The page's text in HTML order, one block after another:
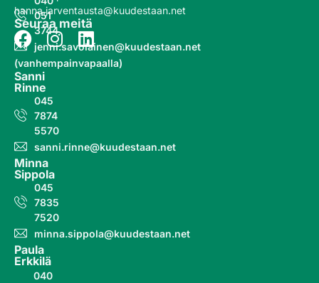
051
3744
jenni.savolainen@kuudestaan.net
(vanhempainvapaalla)
Sanni
Rinne
045
7874
5570
sanni.rinne@kuudestaan.net
Minna
Sippola
045
7835
7520
minna.sippola@kuudestaan.net
Paula
Erkkilä
040
hanna.jarventausta@kuudestaan.net
Seuraa meitä